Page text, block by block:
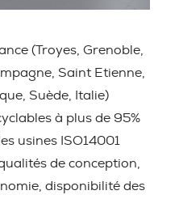
(Troyes, Grenoble,
Saint Etienne,
Suède, Italie)
à plus de 95%
usines ISO14001
de conception,
disponibilité des